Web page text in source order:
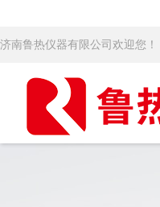
济南鲁热仪器有限公司欢迎您！